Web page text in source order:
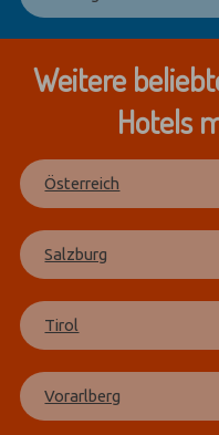
Weitere
Hotels
Österreich
Salzburg
Tirol
Vorarlberg